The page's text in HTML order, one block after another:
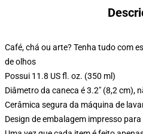
Café, chá ou arte? Tenha tudo com
de olhos
Possui 11.8 US fl. oz. (350 ml)
Diâmetro da caneca é 3.2" (8,2 cm),
Cerâmica segura da máquina de
Design de embalagem impresso